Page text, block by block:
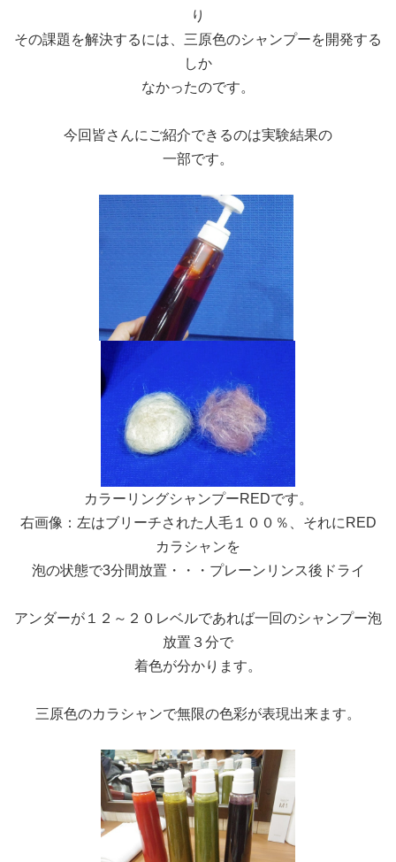
り
その課題を解決するには、三原色のシャンプーを開発する
しか
なかったのです。
今回皆さんにご紹介できるのは実験結果の
一部です。
カラーリングシャンプーREDです。
右画像：左はブリーチされた人毛１００％、それにRED
カラシャンを
泡の状態で3分間放置・・・プレーンリンス後ドライ
アンダーが１２～２０レベルであれば一回のシャンプー泡
放置３分で
着色が分かります。
三原色のカラシャンで無限の色彩が表現出来ます。